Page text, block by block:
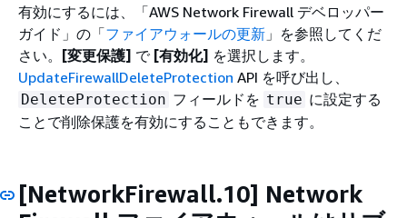
有効にするには、「AWS Network Firewall デベロッパー
ガイド」の「ファイアウォールの更新 」を参照してくだ
さい。 [変更保護] で [有効化] を選択します。
UpdateFirewallDeleteProtection API を呼び出し、
DeleteProtection フィールドを true に設定する
ことで削除保護を有効にすることもできます。
[NetworkFirewall.10] Network